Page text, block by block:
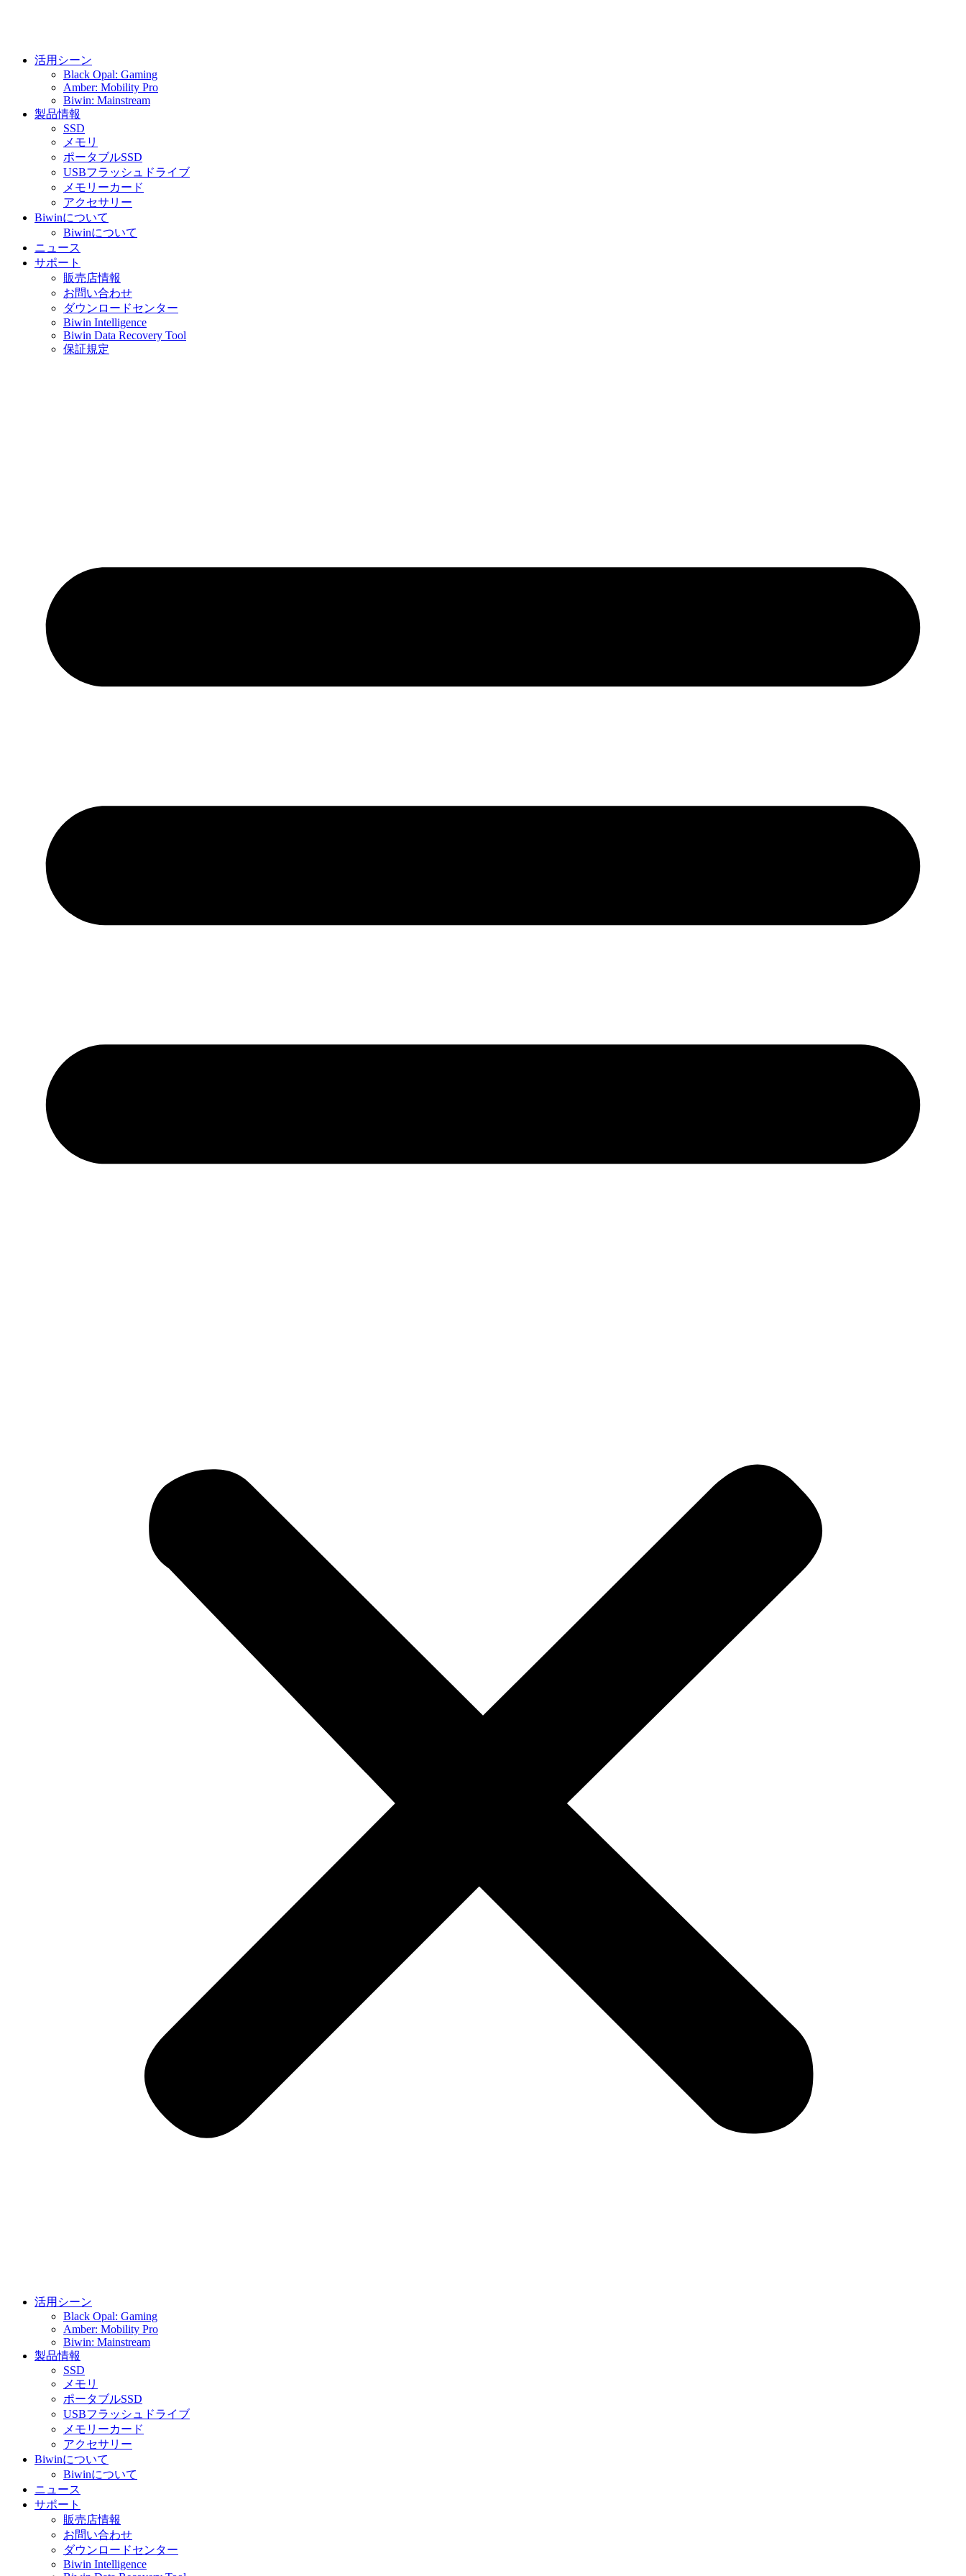
活用シーン
Black Opal: Gaming
Amber: Mobility Pro
Biwin: Mainstream
製品情報
SSD
メモリ
ポータブルSSD
USBフラッシュドライブ
メモリーカード
アクセサリー
Biwinについて
Biwinについて
ニュース
サポート
販売店情報
お問い合わせ
ダウンロードセンター
Biwin Intelligence
Biwin Data Recovery Tool
保証規定
活用シーン
Black Opal: Gaming
Amber: Mobility Pro
Biwin: Mainstream
製品情報
SSD
メモリ
ポータブルSSD
USBフラッシュドライブ
メモリーカード
アクセサリー
Biwinについて
Biwinについて
ニュース
サポート
販売店情報
お問い合わせ
ダウンロードセンター
Biwin Intelligence